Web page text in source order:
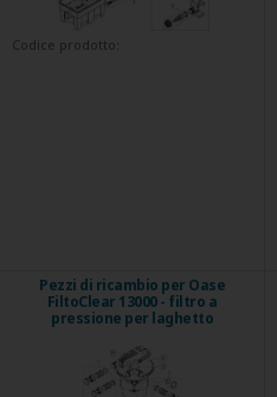
Codice prodotto:
Pezzi di ricambio per Oase
FiltoClear 13000 - filtro a
pressione per laghetto